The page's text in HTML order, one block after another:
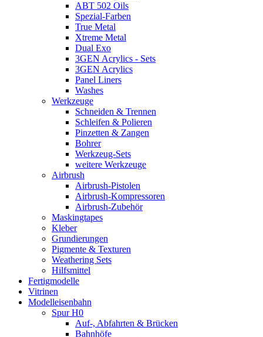
ABT 502 Oils
Spezial-Farben
True Metal
Xtreme Metal
Dual Exo
3GEN Acrylics - Sets
3GEN Acrylics
Panel Liners
Washes
Werkzeuge
Schneiden & Trennen
Schleifen & Polieren
Pinzetten & Zangen
Bohrer
Werkzeug-Sets
weitere Werkzeuge
Airbrush
Airbrush-Pistolen
Airbrush-Kompressoren
Airbrush-Zubehör
Maskingtapes
Kleber
Grundierungen
Pigmente & Texturen
Weathering Sets
Hilfsmittel
Fertigmodelle
Vitrinen
Modelleisenbahn
Spur H0
Auf-, Abfahrten & Brücken
Bahnhöfe